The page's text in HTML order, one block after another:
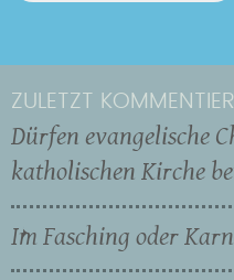
ZULETZT
Dürfen evangelische
katholischen Kirche
Im Fasching oder